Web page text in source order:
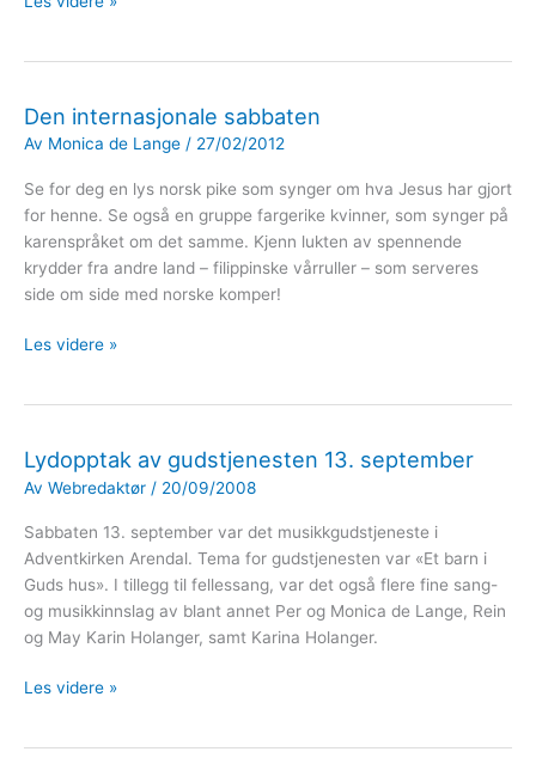
Den internasjonale sabbaten
Av Monica de Lange / 27/02/2012
Se for deg en lys norsk pike som synger om hva Jesus har gjort
for henne. Se også en gruppe fargerike kvinner, som synger på
karenspråket om det samme. Kjenn lukten av spennende
krydder fra andre land – filippinske vårruller – som serveres
side om side med norske komper!
Den
Les videre »
Lydopptak av gudstjenesten 13. september
Av Webredaktør / 20/09/2008
Sabbaten 13. september var det musikkgudstjeneste i
Adventkirken Arendal. Tema for gudstjenesten var «Et barn i
Guds hus». I tillegg til fellessang, var det også flere fine sang-
og musikkinnslag av blant annet Per og Monica de Lange, Rein
og May Karin Holanger, samt Karina Holanger.
Lydopptak
Les videre »